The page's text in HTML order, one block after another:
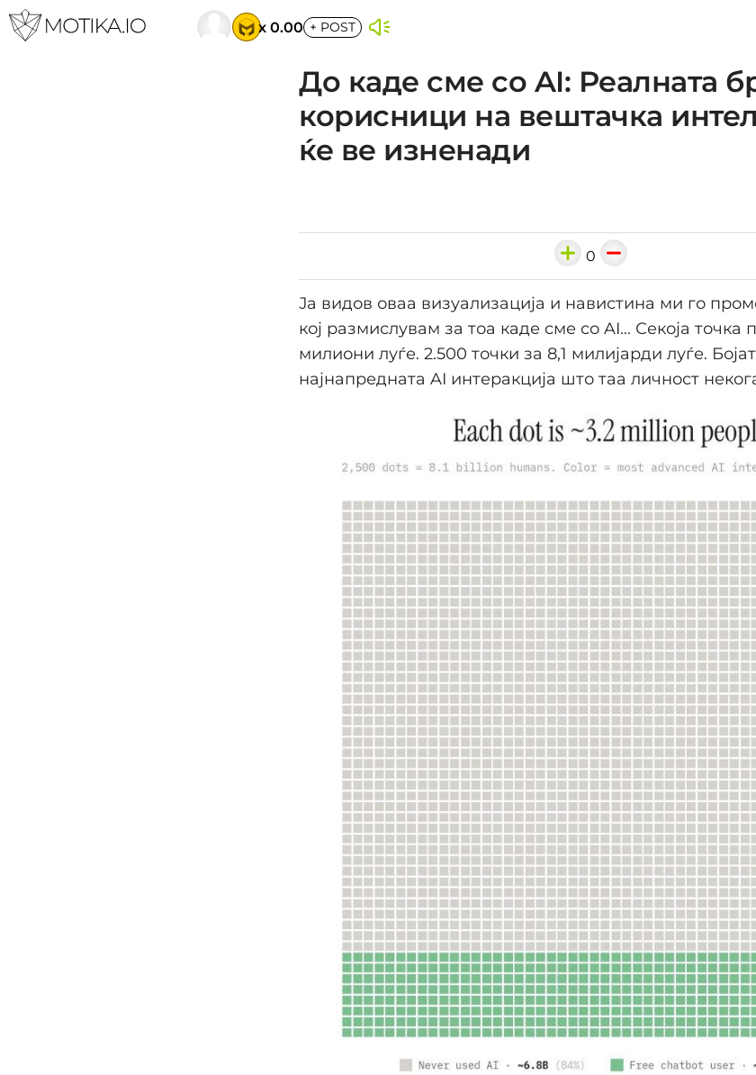
x 0.00 + POST
До каде сме со AI: Реалната
корисници на вештачка
ќе ве изненади
0
Ја видов оваа визуализација и навистина ми го
кој размислувам за тоа каде сме со AI... Секоја точка
милиони луѓе. 2.500 точки за 8,1 милијарди луѓе.
најнапредната AI интеракција што таа личност